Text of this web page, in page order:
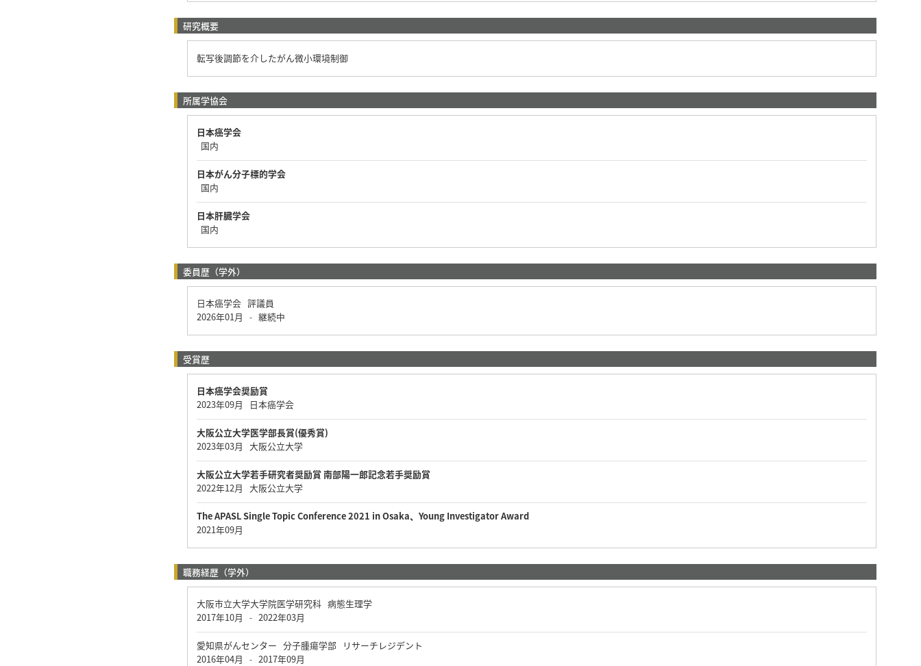
研究概要
転写後調節を介したがん微小環境制御
所属学協会
日本癌学会
国内
日本がん分子標的学会
国内
日本肝臓学会
国内
委員歴（学外）
日本癌学会 評議員
2026年01月
- 継続中
受賞歴
日本癌学会奨励賞
2023年09月 日本癌学会
大阪公立大学医学部長賞(優秀賞)
2023年03月 大阪公立大学
大阪公立大学若手研究者奨励賞 南部陽一郎記念若手奨励賞
2022年12月 大阪公立大学
The APASL Single Topic Conference 2021 in Osaka、Young Investigator Award
2021年09月
職務経歴（学外）
大阪市立大学大学院医学研究科 病態生理学
2017年10月
- 2022年03月
愛知県がんセンター 分子腫瘍学部 リサーチレジデント
2016年04月
- 2017年09月